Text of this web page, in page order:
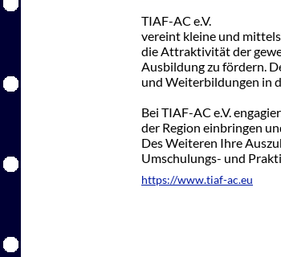
TIAF-AC e.V.
vereint kleine und
die Attraktivität der
Ausbildung zu fördern.
und Weiterbildungen in
Bei TIAF-AC e.V.
der Region einbringen
Des Weiteren Ihre
Umschulungs- und
https://www.tiaf-ac.eu